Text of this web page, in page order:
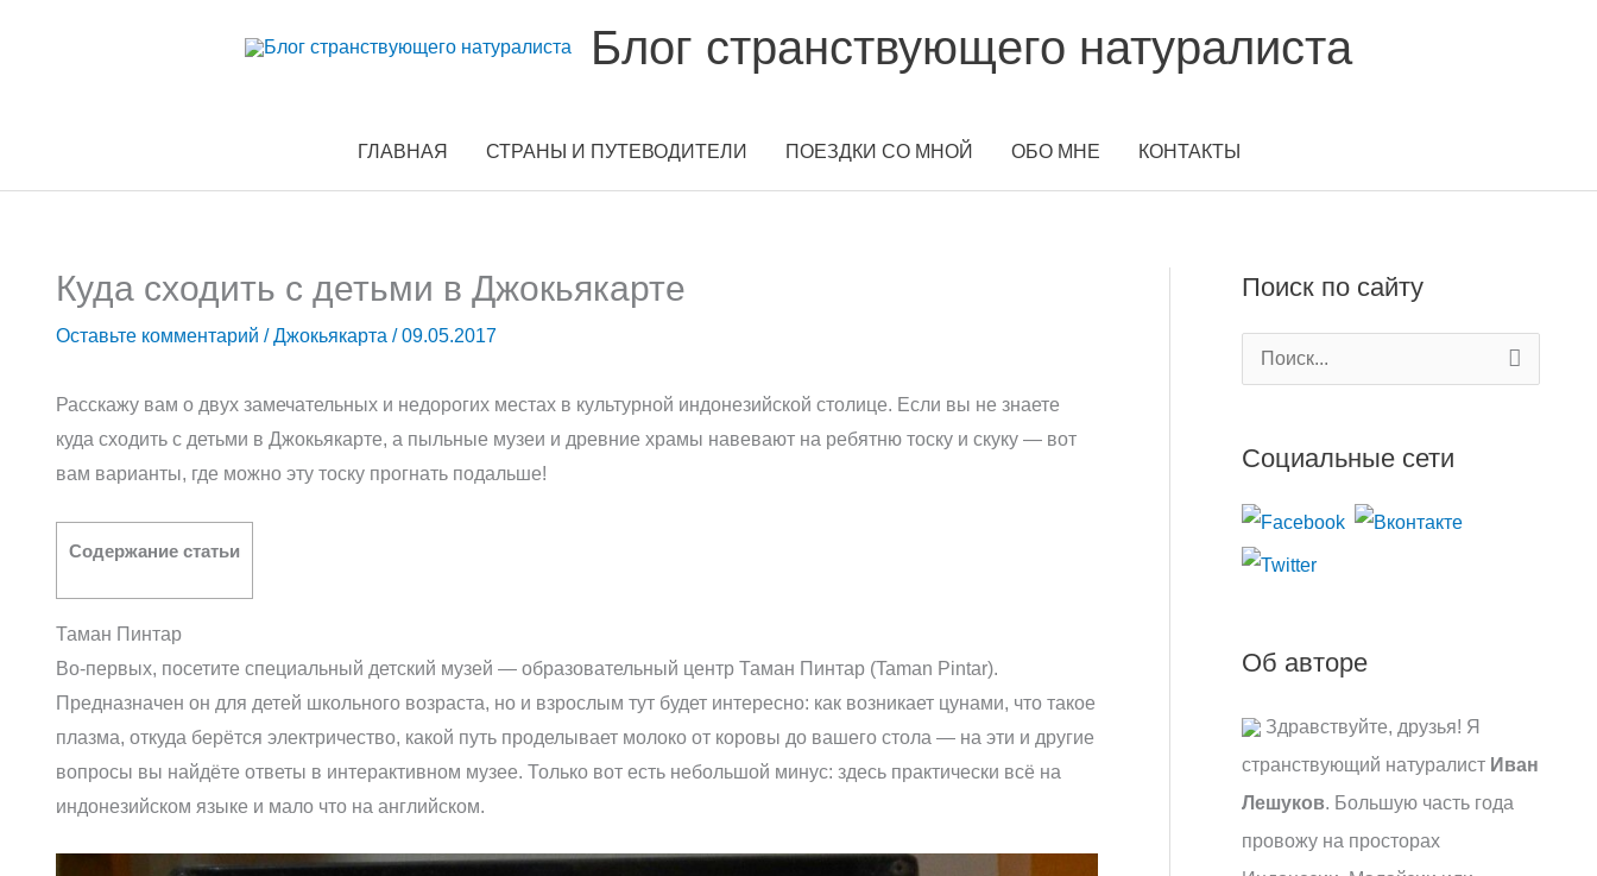
Блог странствующего натуралиста
ГЛАВНАЯ СТРАНЫ И ПУТЕВОДИТЕЛИ ПОЕЗДКИ СО МНОЙ ОБО МНЕ КОНТАКТЫ
Куда сходить с детьми в Джокьякарте
Оставьте комментарий /Джокьякарта /09.05.2017
Расскажу вам о двух замечательных и недорогих местах в культурной индонезийской столице. Если вы не знаете
куда сходить с детьми в Джокьякарте, а пыльные музеи и древние храмы навевают на ребятню тоску и скуку — вот
вам варианты, где можно эту тоску прогнать подальше!
Содержание статьи
Таман Пинтар
Во-первых, посетите специальный детский музей — образовательный центр Таман Пинтар (Taman Pintar).
Предназначен он для детей школьного возраста, но и взрослым тут будет интересно: как возникает цунами, что такое
плазма, откуда берётся электричество, какой путь проделывает молоко от коровы до вашего стола — на эти и другие
вопросы вы найдёте ответы в интерактивном музее. Только вот есть небольшой минус: здесь практически всё на
индонезийском языке и мало что на английском.
Поиск по сайту
о
с
к
Социальные сети
Об авторе
Здравствуйте, друзья! Я
странствующий натуралист Иван
Лешуков. Большую часть года
провожу на просторах